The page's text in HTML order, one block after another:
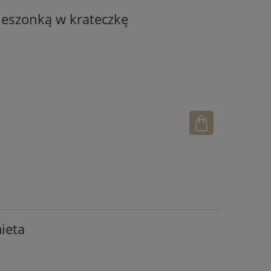
w krateczkę